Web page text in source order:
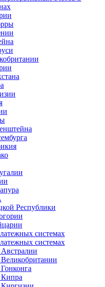
Республики
системах
системах